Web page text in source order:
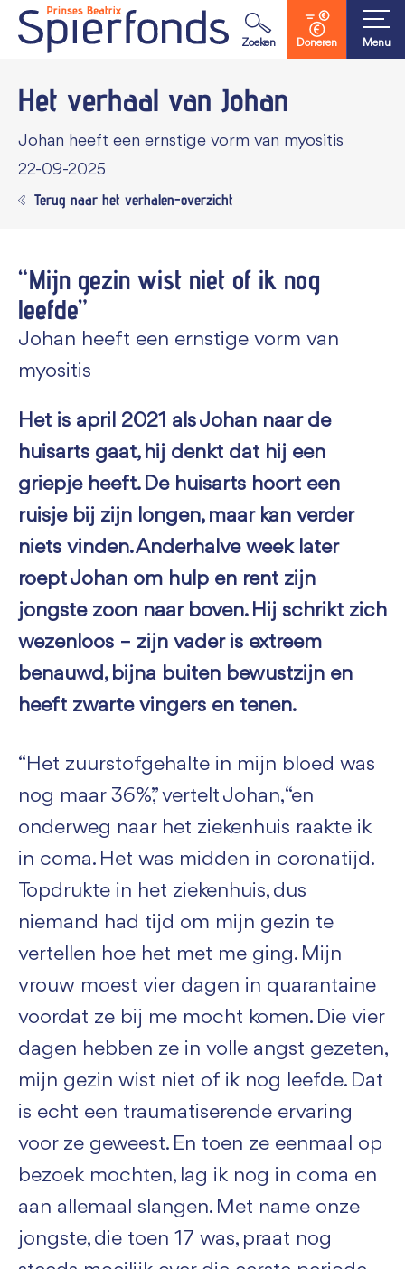
Zoeken Doneren Menu
Waar ben je naar op zoek?
Het verhaal van Johan
Johan heeft een ernstige vorm van myositis
22-09-2025
Terug naar het verhalen-overzicht
“Mijn gezin wist niet of ik nog
leefde”
Johan heeft een ernstige vorm van
myositis
Het is april 2021 als Johan naar de
huisarts gaat, hij denkt dat hij een
griepje heeft. De huisarts hoort een
ruisje bij zijn longen, maar kan verder
niets vinden. Anderhalve week later
roept Johan om hulp en rent zijn
jongste zoon naar boven. Hij schrikt zich
wezenloos – zijn vader is extreem
benauwd, bijna buiten bewustzijn en
heeft zwarte vingers en tenen.
“Het zuurstofgehalte in mijn bloed was
nog maar 36%,” vertelt Johan, “en
onderweg naar het ziekenhuis raakte ik
in coma. Het was midden in coronatijd.
Topdrukte in het ziekenhuis, dus
niemand had tijd om mijn gezin te
vertellen hoe het met me ging. Mijn
vrouw moest vier dagen in quarantaine
voordat ze bij me mocht komen. Die vier
dagen hebben ze in volle angst gezeten,
mijn gezin wist niet of ik nog leefde. Dat
is echt een traumatiserende ervaring
voor ze geweest. En toen ze eenmaal op
bezoek mochten, lag ik nog in coma en
aan allemaal slangen. Met name onze
jongste, die toen 17 was, praat nog